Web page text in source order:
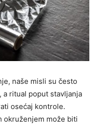
naše misli su često
a ritual poput stavljanja
osećaj kontrole.
okruženjem može biti